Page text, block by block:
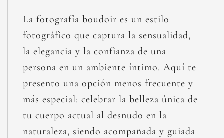
La fotografía boudoir es un estilo
fotográfico que captura la sensualidad,
la elegancia y la confianza de una
persona en un ambiente íntimo. Aquí te
presento una opción menos frecuente y
más especial: celebrar la belleza única de
tu cuerpo actual al desnudo en la
naturaleza, siendo acompañada y guiada